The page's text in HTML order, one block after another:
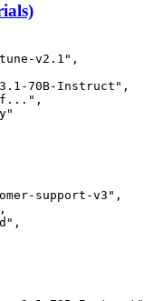
v2.1" ,
70B-Instruct" ,
,
support-v3" ,
,
,